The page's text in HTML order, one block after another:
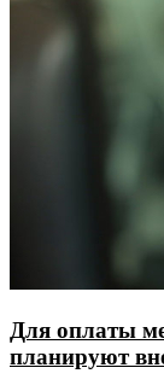
Для оплаты
планируют